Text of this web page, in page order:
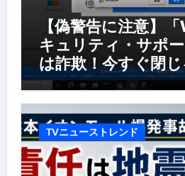
【偽警告に注意】
キュリティ・サポー
は詐欺！今すぐ閉
TVニューストレンド